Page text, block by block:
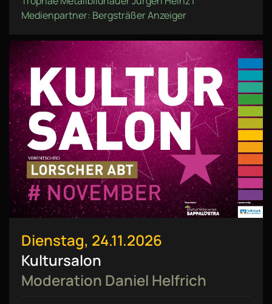
Medienpartner: Bergsträßer Anzeiger
Dienstag, 24.11.2026
Kultursalon
Moderation Daniel Helfrich